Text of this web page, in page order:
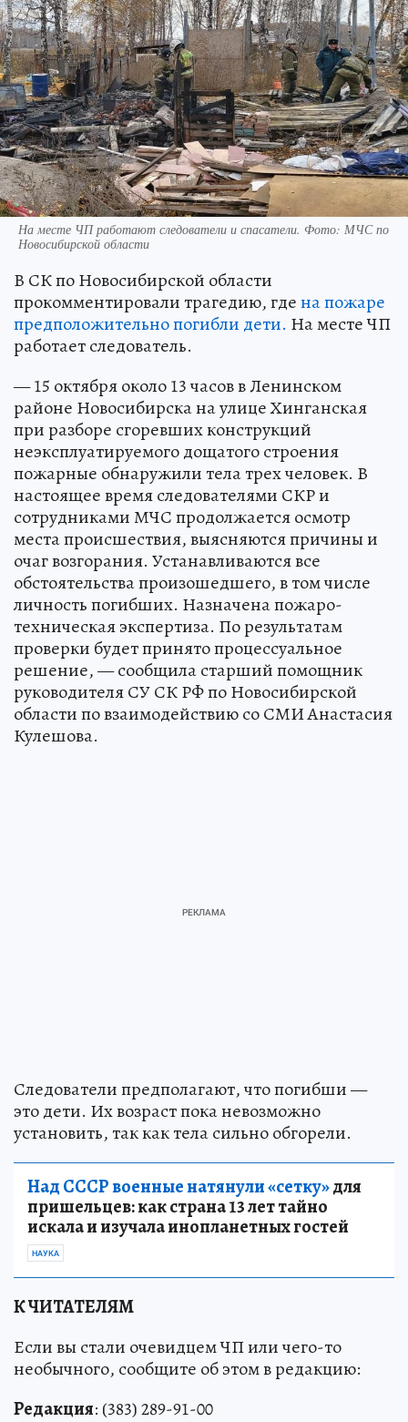
На месте ЧП работают следователи и спасатели. Фото: МЧС по
Новосибирской области
В СК по Новосибирской области
прокомментировали трагедию, гдена пожаре
предположительно погибли дети. На месте ЧП
работает следователь.
— 15 октября около 13 часов в Ленинском
районе Новосибирска на улице Хинганская
при разборе сгоревших конструкций
неэксплуатируемого дощатого строения
пожарные обнаружили тела трех человек. В
настоящее время следователями СКР и
сотрудниками МЧС продолжается осмотр
места происшествия, выясняются причины и
очаг возгорания. Устанавливаются все
обстоятельства произошедшего, в том числе
личность погибших. Назначена пожаро-
техническая экспертиза. По результатам
проверки будет принято процессуальное
решение, — сообщила старший помощник
руководителя СУ СК РФ по Новосибирской
области по взаимодействию со СМИ Анастасия
Кулешова.
Следователи предполагают, что погибши —
это дети. Их возраст пока невозможно
установить, так как тела сильно обгорели.
Над СССР военные натянули «сетку»для
пришельцев: как страна 13 лет тайно
искала и изучала инопланетных гостей
НАУКА
К ЧИТАТЕЛЯМ
Если вы стали очевидцем ЧП или чего-то
необычного, сообщите об этом в редакцию:
Редакция: (383) 289-91-00